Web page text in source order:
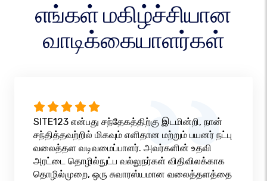
எங்கள் மகிழ்ச்சியான
வாடிக்கையாளர்கள்
SITE123 என்பது சந்தேகத்திற்கு இடமின்றி, நான்
சந்தித்தவற்றில் மிகவும் எளிதான மற்றும் பயனர் நட்பு
வலைத்தள வடிவமைப்பாளர். அவர்களின் உதவி
அரட்டை தொழில்நுட்ப வல்லுநர்கள் விதிவிலக்காக
தொழில்முறை, ஒரு சுவாரஸ்யமான வலைத்தளத்தை